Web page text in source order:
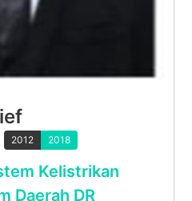
2012 2018
Kelistrikan
Daerah DR